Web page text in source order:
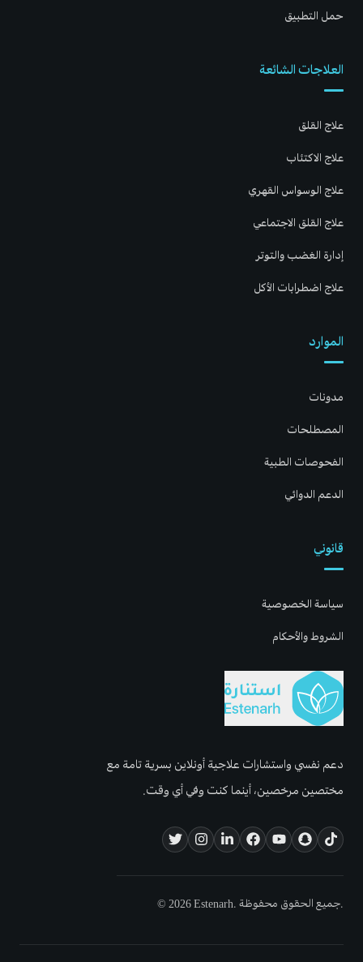
دعم نفسي واستشارات علاجية أونلاين بسرية تامة مع
مختصين مرخصين، أينما كنت وفي أي وقت.
© 2026 Estenarh. جميع الحقوق محفوظة.
حمل التطبيق
العلاجات الشائعة
علاج القلق
علاج الاكتئاب
علاج الوسواس القهري
علاج القلق الاجتماعي
إدارة الغضب والتوتر
علاج اضطرابات الأكل
الموارد
مدونات
المصطلحات
الفحوصات الطبية
الدعم الدوائي
قانوني
سياسة الخصوصية
الشروط والأحكام